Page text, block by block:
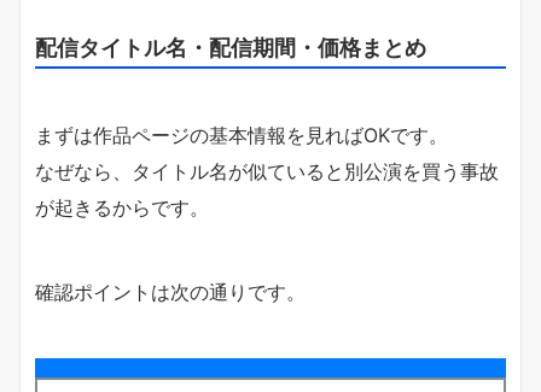
配信タイトル名・配信期間・価格まとめ
まずは作品ページの基本情報を見ればOKです。
なぜなら、タイトル名が似ていると別公演を買う事故
が起きるからです。
確認ポイントは次の通りです。